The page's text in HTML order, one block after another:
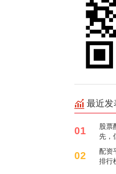
最近发
01
股票
先，
02
配资
排行